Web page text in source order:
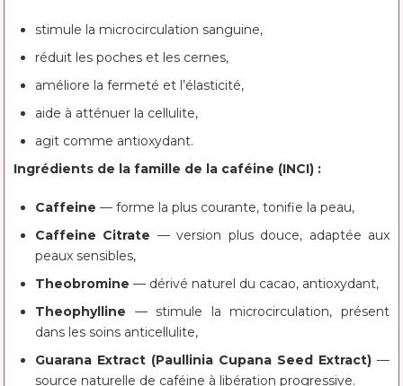
stimule la microcirculation sanguine,
réduit les poches et les cernes,
améliore la fermeté et l’élasticité,
aide à atténuer la cellulite,
agit comme antioxydant.
Ingrédients de la famille de la caféine (INCI) :
Caffeine — forme la plus courante, tonifie la peau,
Caffeine Citrate — version plus douce, adaptée aux
peaux sensibles,
Theobromine — dérivé naturel du cacao, antioxydant,
Theophylline — stimule la microcirculation, présent
dans les soins anticellulite,
Guarana Extract (Paullinia Cupana Seed Extract) —
source naturelle de caféine à libération progressive.